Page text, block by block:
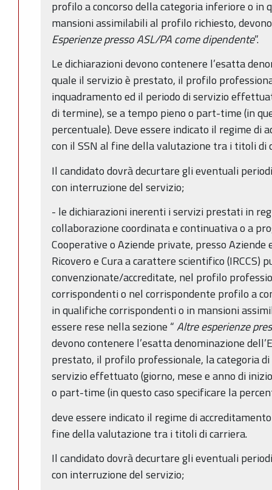
profilo a concorso della categoria inferiore o in
mansioni assimilabili al profilo richiesto,
Esperienze presso ASL/PA come dipendente”.
Le dichiarazioni devono contenere l’esatta
quale il servizio è prestato, il profilo
inquadramento ed il periodo di servizio
di termine), se a tempo pieno o part-time (in
percentuale). Deve essere indicato il regime di
con il SSN al fine della valutazione tra i titoli di
Il candidato dovrà decurtare gli eventuali
con interruzione del servizio;
- le dichiarazioni inerenti i servizi prestati in
collaborazione coordinata e continuativa o a
Cooperative o Aziende private, presso
Ricovero e Cura a carattere scientifico (IRCCS)
convenzionate/accreditate, nel profilo
corrispondenti o nel corrispondente profilo a
in qualifiche corrispondenti o in mansioni
essere rese nella sezione “Altre esperienze
devono contenere l’esatta denominazione
prestato, il profilo professionale, la categoria
servizio effettuato (giorno, mese e anno di
o part-time (in questo caso specificare la
deve essere indicato il regime di
fine della valutazione tra i titoli di carriera.
Il candidato dovrà decurtare gli eventuali
con interruzione del servizio;